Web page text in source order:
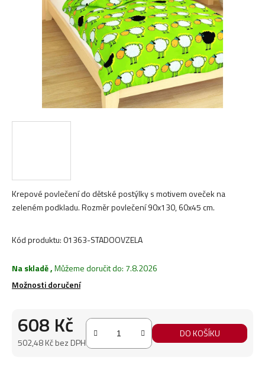
Krepové povlečení do dětské postýlky s motivem oveček na
zeleném podkladu. Rozměr povlečení 90x130, 60x45 cm.
Kód produktu:01363-STADOOVZELA
Na skladě,Můžeme doručit do: 7.8.2026
Možnosti doručení
608 Kč
502,48 Kč bez DPH
DO KOŠÍKU